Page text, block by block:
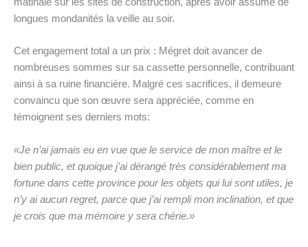
longues mondanités la veille au soir.
Cet engagement total a un prix : Mégret doit avancer de
nombreuses sommes sur sa cassette personnelle, contribuant
ainsi à sa ruine financière. Malgré ces sacrifices, il demeure
convaincu que son œuvre sera appréciée, comme en
témoignent ses derniers mots:
«Je n’ai jamais eu en vue que le service de mon maître et le
bien public, et quoique j’ai dérangé très considérablement ma
fortune dans cette province pour les objets qui lui sont utiles, je
n’y ai aucun regret, parce que j’ai rempli mon inclination, et que
je crois que ma mémoire y sera chérie.»